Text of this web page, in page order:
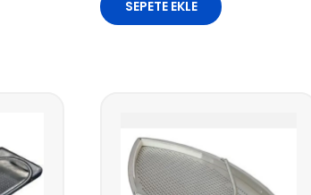
SEPETE EKLE